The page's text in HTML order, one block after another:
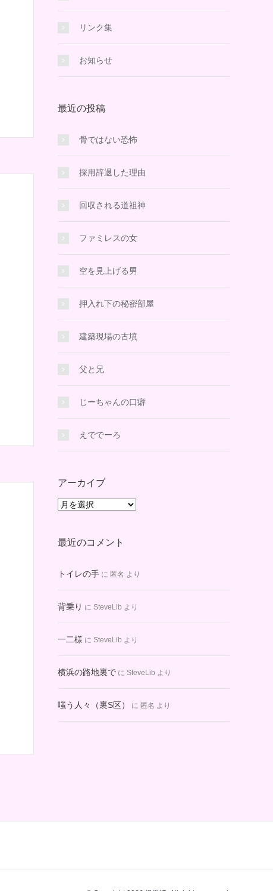
リンク集
お知らせ
最近の投稿
骨ではない恐怖
採用辞退した理由
回収される道祖神
ファミレスの女
空を見上げる男
押入れ下の秘密部屋
建築現場の古墳
父と兄
じーちゃんの口癖
えででーろ
アーカイブ
ア
イ
最近のコメント
トイレの手 に 匿名 より
背乗り に SteveLib より
一二様 に SteveLib より
横浜の路地裏で に SteveLib より
嗤う人々（裏S区） に 匿名 より